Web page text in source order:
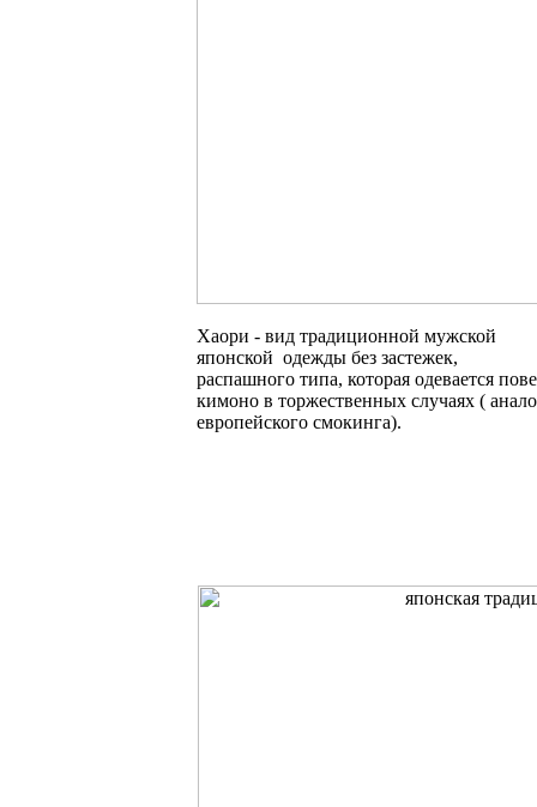
Хаори - вид традиционной мужской
японской одежды без застежек,
распашного типа, которая одевается
кимоно в торжественных случаях (
европейского смокинга).